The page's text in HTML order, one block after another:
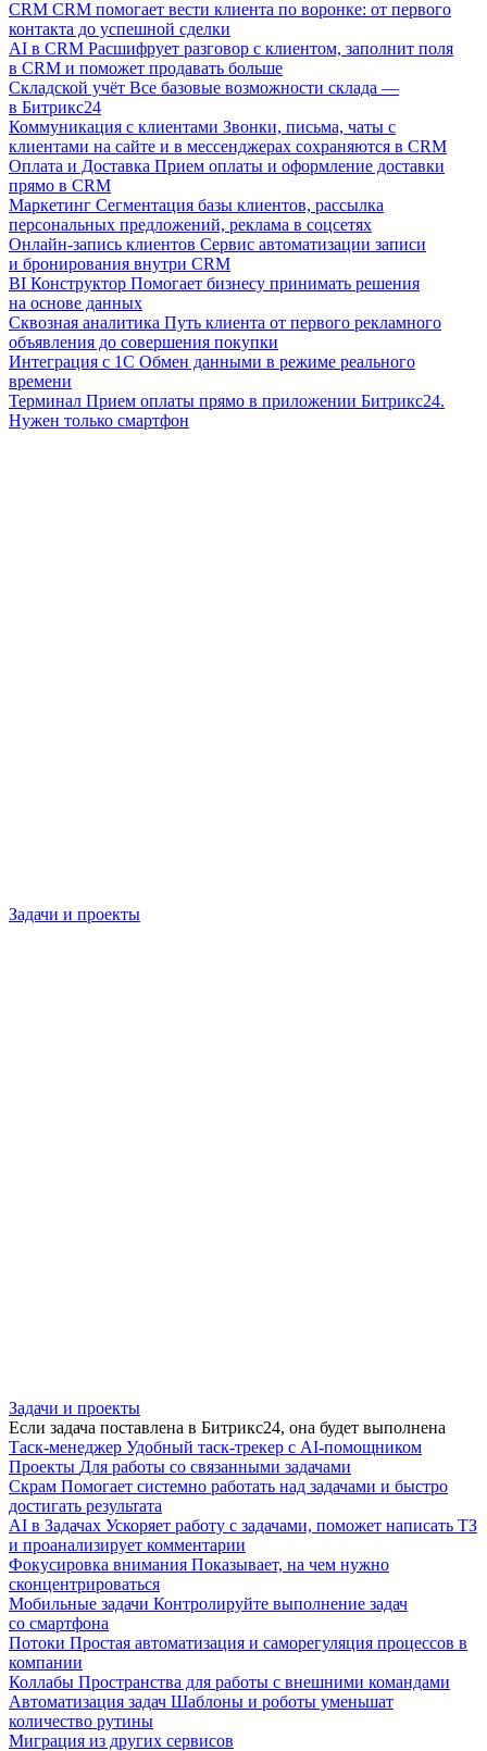
CRM CRM помогает вести клиента по воронке: от первого
контакта до успешной сделки
AI в CRM Расшифрует разговор с клиентом, заполнит поля
в CRM и поможет продавать больше
Складской учёт Все базовые возможности склада —
в Битрикс24
Коммуникация с клиентами Звонки, письма, чаты с
клиентами на сайте и в мессенджерах сохраняются в CRM
Оплата и Доставка Прием оплаты и оформление доставки
прямо в CRM
Маркетинг Сегментация базы клиентов, рассылка
персональных предложений, реклама в соцсетях
Онлайн-запись клиентов Сервис автоматизации записи
и бронирования внутри CRM
BI Конструктор Помогает бизнесу принимать решения
на основе данных
Сквозная аналитика Путь клиента от первого рекламного
объявления до совершения покупки
Интеграция с 1С Обмен данными в режиме реального
времени
Терминал Прием оплаты прямо в приложении Битрикс24.
Нужен только смартфон
Задачи и проекты
Задачи и проекты
Если задача поставлена в Битрикс24, она будет выполнена
Таск-менеджер Удобный таск-трекер с AI-помощником
Проекты Для работы со связанными задачами
Скрам Помогает системно работать над задачами и быстро
достигать результата
AI в Задачах Ускоряет работу с задачами, поможет написать ТЗ
и проанализирует комментарии
Фокусировка внимания Показывает, на чем нужно
сконцентрироваться
Мобильные задачи Контролируйте выполнение задач
со смартфона
Потоки Простая автоматизация и саморегуляция процессов в
компании
Коллабы Пространства для работы с внешними командами
Автоматизация задач Шаблоны и роботы уменьшат
количество рутины
Миграция из других сервисов